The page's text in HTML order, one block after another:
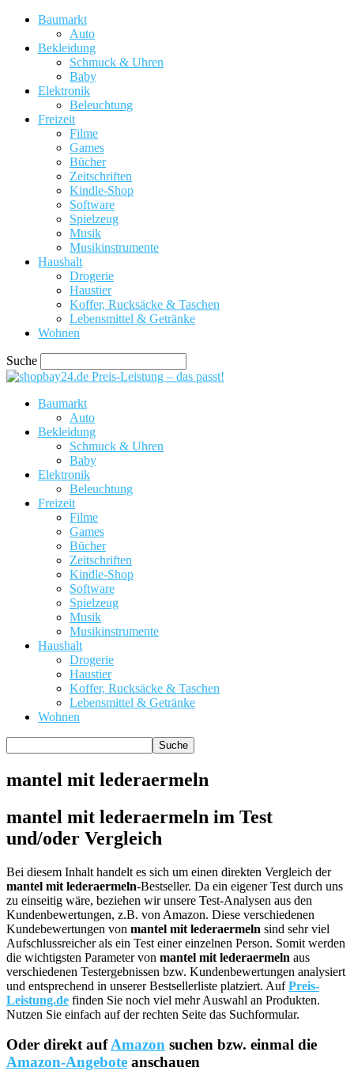
Baumarkt
Auto
Bekleidung
Schmuck & Uhren
Baby
Elektronik
Beleuchtung
Freizeit
Filme
Games
Bücher
Zeitschriften
Kindle-Shop
Software
Spielzeug
Musik
Musikinstrumente
Haushalt
Drogerie
Haustier
Koffer, Rucksäcke & Taschen
Lebensmittel & Getränke
Wohnen
Suche
Preis-Leistung – das passt!
Baumarkt
Auto
Bekleidung
Schmuck & Uhren
Baby
Elektronik
Beleuchtung
Freizeit
Filme
Games
Bücher
Zeitschriften
Kindle-Shop
Software
Spielzeug
Musik
Musikinstrumente
Haushalt
Drogerie
Haustier
Koffer, Rucksäcke & Taschen
Lebensmittel & Getränke
Wohnen
mantel mit lederaermeln
mantel mit lederaermeln im Test
und/oder Vergleich
Bei diesem Inhalt handelt es sich um einen direkten Vergleich der
mantel mit lederaermeln-Bestseller. Da ein eigener Test durch uns
zu einseitig wäre, beziehen wir unsere Test-Analysen aus den
Kundenbewertungen, z.B. von Amazon. Diese verschiedenen
Kundebewertungen von mantel mit lederaermeln sind sehr viel
Aufschlussreicher als ein Test einer einzelnen Person. Somit werden
die wichtigsten Parameter von mantel mit lederaermeln aus
verschiedenen Testergebnissen bzw. Kundenbewertungen analysiert
und entsprechend in unserer Bestsellerliste platziert. AufPreis-
Leistung.de finden Sie noch viel mehr Auswahl an Produkten.
Nutzen Sie einfach auf der rechten Seite das Suchformular.
Oder direkt aufAmazon suchen bzw. einmal die
Amazon-Angebote anschauen